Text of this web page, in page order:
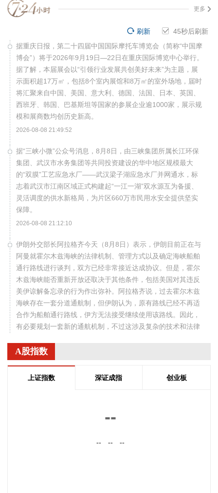
更多
44秒后刷新
刷新
据重庆日报，第二十四届中国国际摩托车博览会（简称“中国摩
博会”）将于2026年9月19日—22日在重庆国际博览中心举行。
据了解，本届展会以“引领行业发展共创美好未来”为主题，展
示面积超17万㎡，包括8个室内展馆和8万㎡的室外场地，届时
将汇聚来自中国、美国、意大利、德国、法国、日本、英国、
西班牙、韩国、巴基斯坦等国家的参展企业逾1000家，展示规
模和展商数均创历史新高。
2026-08-08 21:49:52
据“三峡小微”公众号消息，8月8日，由三峡集团所属长江环保
集团、武汉市水务集团等共同投资建设的华中地区规模最大
的“双膜”工艺应急水厂——武汉梁子湖应急水厂并网通水，标
志着武汉市江南区域正式构建起“一江一湖”双水源互为备援、
灵活调度的供水新格局，为片区660万市民用水安全提供坚实
保障。
2026-08-08 21:12:10
伊朗外交部长阿拉格齐今天（8月8日）表示，伊朗目前正在与
阿曼就霍尔木兹海峡的法律机制、管理方式以及确定海峡船舶
通行路线进行谈判，双方已经非常接近达成协议。但是，霍尔
木兹海峡能否重新开放还取决于其他条件，包括美国对其违反
美伊谅解备忘录的行为作出弥补。阿拉格齐说，过去霍尔木兹
海峡存在一套分道通航制，但伊朗认为，原有路线已经不再适
合作为船舶通行路线，伊方无法接受继续使用该路线。因此，
有必要规划一套新的通航机制，不过这涉及复杂的技术和法律
通航路线最终确定之前，将首先设立一条临时航道，并以此作
为未来正式路线的基础。在这一问题上，伊朗和阿曼两国的军
事部门已根据现有海图展开磋商。待相关谈判完成并形成最终
8月8日，阿维塔07L正式上市，搭载896线双光路图像级激光
董事长王辉在发布会上透露，截至8月8日，华为乾崑智驾里程
A股指数
上证指数 深证成指 创业板
--
-- -- --